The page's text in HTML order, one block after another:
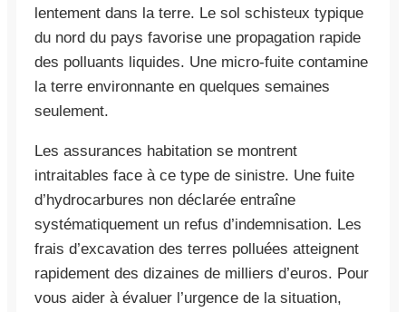
lentement dans la terre. Le sol schisteux typique
du nord du pays favorise une propagation rapide
des polluants liquides. Une micro-fuite contamine
la terre environnante en quelques semaines
seulement.
Les assurances habitation se montrent
intraitables face à ce type de sinistre. Une fuite
d’hydrocarbures non déclarée entraîne
systématiquement un refus d’indemnisation. Les
frais d’excavation des terres polluées atteignent
rapidement des dizaines de milliers d’euros. Pour
vous aider à évaluer l’urgence de la situation,